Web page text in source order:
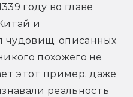
году во главе
и
чудовищ, описанных
похожего не
этот пример, даже
реальность